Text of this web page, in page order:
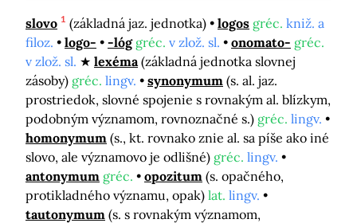
slovo 1 (základná jaz. jednotka) logos gréc. kniž. a
filoz.
logo- -lóg gréc. v zlož. sl. onomato- gréc.
v zlož. sl.
lexéma (základná jednotka slovnej
zásoby) gréc. lingv. synonymum (s. al. jaz.
prostriedok, slovné spojenie s rovnakým al. blízkym,
podobným významom, rovnoznačné s.) gréc. lingv.
homonymum (s., kt. rovnako znie al. sa píše ako iné
slovo, ale významovo je odlišné) gréc. lingv.
antonymum gréc. opozitum (s. opačného,
protikladného významu, opak) lat. lingv.
tautonymum (s. s rovnakým významom,